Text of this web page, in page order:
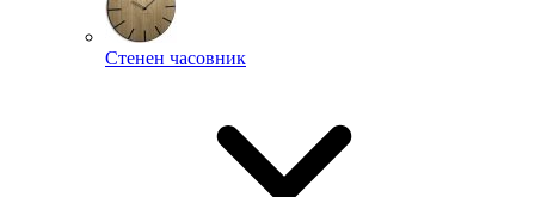
Стенен часовник